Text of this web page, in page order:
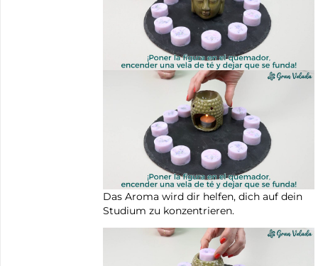
Das Aroma wird dir helfen, dich auf dein
Studium zu konzentrieren.